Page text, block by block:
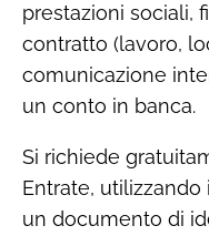
prestazioni sociali,
contratto (lavoro,
comunicazione
un conto in banca.
Si richiede
Entrate, utilizzando
un documento di